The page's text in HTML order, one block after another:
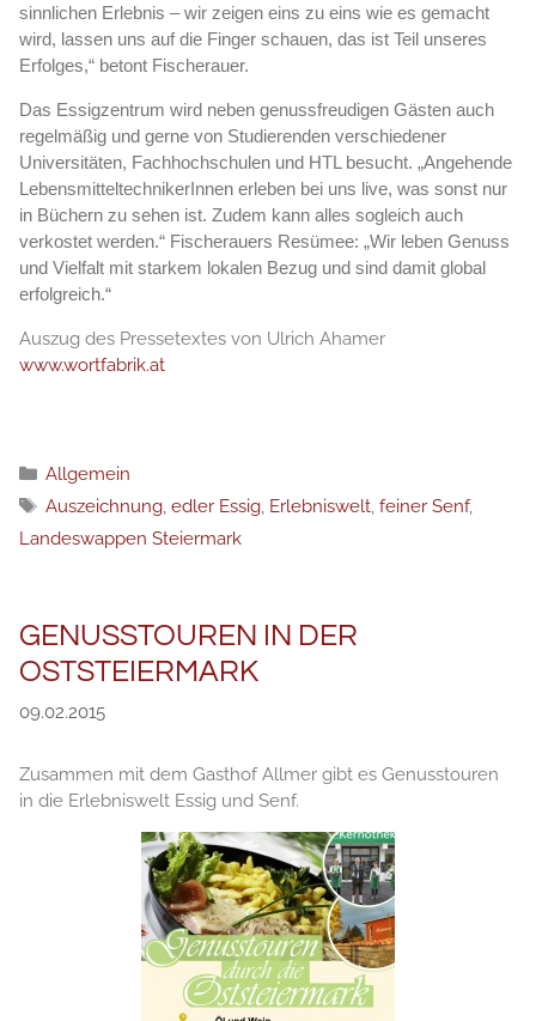
sinnlichen Erlebnis – wir zeigen eins zu eins wie es gemacht
wird, lassen uns auf die Finger schauen, das ist Teil unseres
Erfolges,“ betont Fischerauer.
Das Essigzentrum wird neben genussfreudigen Gästen auch
regelmäßig und gerne von Studierenden verschiedener
Universitäten, Fachhochschulen und HTL besucht. „Angehende
LebensmitteltechnikerInnen erleben bei uns live, was sonst nur
in Büchern zu sehen ist. Zudem kann alles sogleich auch
verkostet werden.“ Fischerauers Resümee: „Wir leben Genuss
und Vielfalt mit starkem lokalen Bezug und sind damit global
erfolgreich.“
Auszug des Pressetextes von Ulrich Ahamer
www.wortfabrik.at
Рубрики
Allgemein
Метки
Auszeichnung, edler Essig, Erlebniswelt, feiner Senf,
Landeswappen Steiermark
GENUSSTOUREN IN DER
OSTSTEIERMARK
09.02.2015
Zusammen mit dem Gasthof Allmer gibt es Genusstouren
in die Erlebniswelt Essig und Senf.